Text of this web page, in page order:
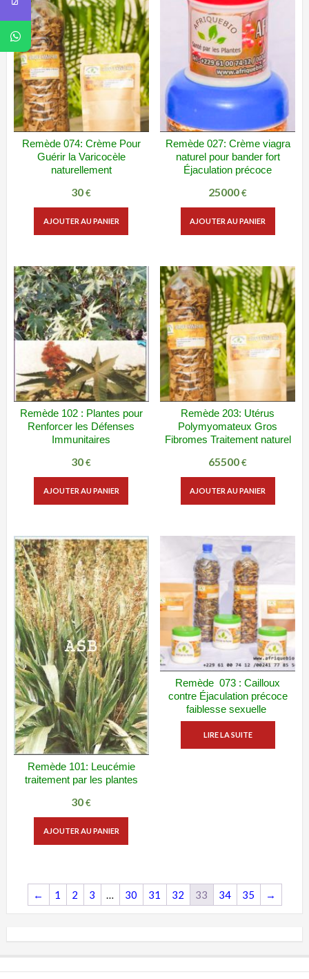
VUE RAPIDE
ADD WISHLIST
Remède 074: Crème Pour
Guérir la Varicocèle
naturellement
30€
AJOUTER AU PANIER
VUE RAPIDE
ADD WISHLIST
Remède 027: Crème viagra
naturel pour bander fort
Éjaculation précoce
25000€
AJOUTER AU PANIER
VUE RAPIDE
ADD WISHLIST
Remède 102 : Plantes pour
Renforcer les Défenses
Immunitaires
30€
AJOUTER AU PANIER
VUE RAPIDE
ADD WISHLIST
Remède 203: Utérus
Polymyomateux Gros
Fibromes Traitement naturel
65500€
AJOUTER AU PANIER
VUE RAPIDE
ADD WISHLIST
Remède 101: Leucémie
traitement par les plantes
30€
AJOUTER AU PANIER
VUE RAPIDE
ADD WISHLIST
Remède 073 : Cailloux
contre Éjaculation précoce
faiblesse sexuelle
LIRE LA SUITE
← 1 2 3 … 30 31 32 33 34 35 →